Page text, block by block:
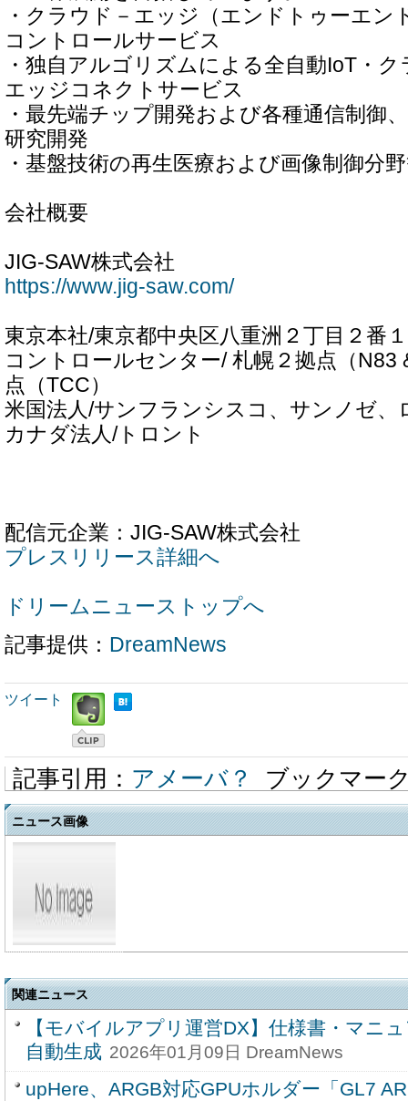
・クラウド－エッジ（エンドトゥーエン
コントロールサービス
・独自アルゴリズムによる全自動IoT・
エッジコネクトサービス
・最先端チップ開発および各種通信制御
研究開発
・基盤技術の再生医療および画像制御分
会社概要
JIG-SAW株式会社
https://www.jig-saw.com/
東京本社/東京都中央区八重洲２丁目２番
コントロールセンター/ 札幌２拠点（N83
点（TCC）
米国法人/サンフランシスコ、サンノゼ、
カナダ法人/トロント
配信元企業：JIG-SAW株式会社
プレスリリース詳細へ
ドリームニューストップへ
記事提供： DreamNews
ツイート
記事引用： アメーバ？ ブックマー
ニュース画像
関連ニュース
【モバイルアプリ運営DX】仕様書・マニ
自動生成 2026年01月09日 DreamNews
upHere、ARGB対応GPUホルダー「GL7